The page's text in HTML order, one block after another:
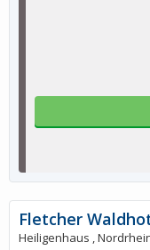
Fletcher
Heiligenhaus ,